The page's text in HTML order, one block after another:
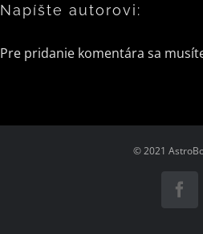
Napíšte autorovi:
Pre pridanie komentára sa
© 2021